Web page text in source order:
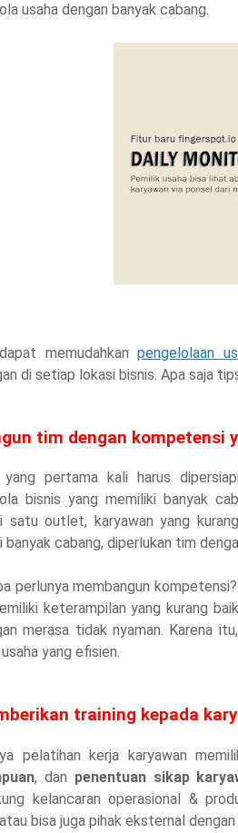
usaha dengan banyak cabang.
memudahkanpengelolaan
di setiap lokasi bisnis. Apa saja
tim dengan kompetensi
yang pertama kali harus
bisnis yang memiliki banyak
satu outlet, karyawan yang
banyak cabang, diperlukan tim
perlunya membangun
keterampilan yang kurang
merasa tidak nyaman. Karena
yang efisien.
training kepada
pelatihan kerja karyawan
, dan penentuan sikap
kelancaran operasional &
bisa juga pihak eksternal